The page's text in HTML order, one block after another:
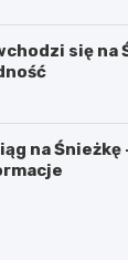
się na
na